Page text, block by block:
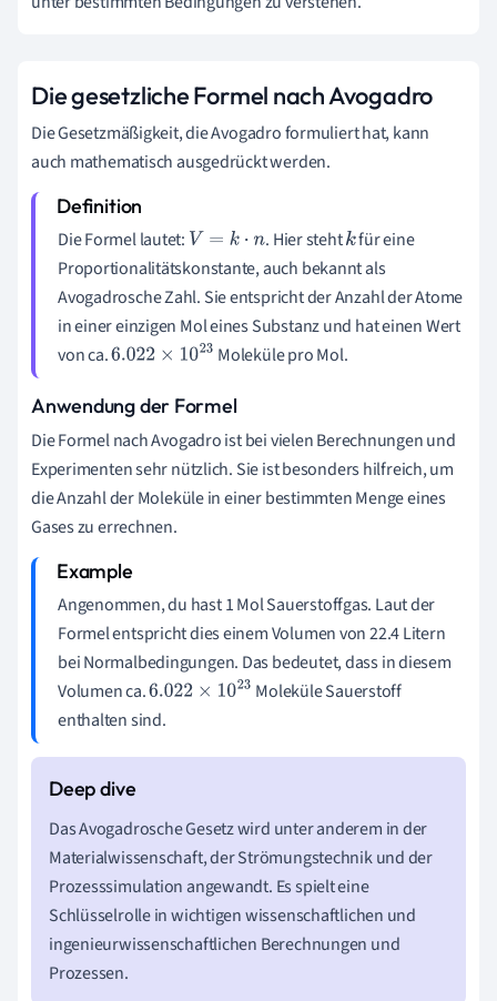
Die gesetzliche Formel nach Avogadro
Die Gesetzmäßigkeit, die Avogadro formuliert hat, kann
auch mathematisch ausgedrückt werden.
Die Formel lautet: V= k⋅n . Hier stehtkfür eine
Proportionalitätskonstante, auch bekannt als
Avogadrosche Zahl. Sie entspricht der Anzahl der Atome
in einer einzigen Mol eines Substanz und hat einen Wert
von ca.6.022× 10 23 Moleküle pro Mol.
Anwendung der Formel
Die Formel nach Avogadro ist bei vielen Berechnungen und
Experimenten sehr nützlich. Sie ist besonders hilfreich, um
die Anzahl der Moleküle in einer bestimmten Menge eines
Gases zu errechnen.
Angenommen, du hast 1 Mol Sauerstoffgas. Laut der
Formel entspricht dies einem Volumen von 22.4 Litern
bei Normalbedingungen. Das bedeutet, dass in diesem
Volumen ca.6.022× 10 23
Moleküle Sauerstoff
enthalten sind.
Das Avogadrosche Gesetz wird unter anderem in der
Materialwissenschaft, der Strömungstechnik und der
Prozesssimulation angewandt. Es spielt eine
Schlüsselrolle in wichtigen wissenschaftlichen und
ingenieurwissenschaftlichen Berechnungen und
Prozessen.